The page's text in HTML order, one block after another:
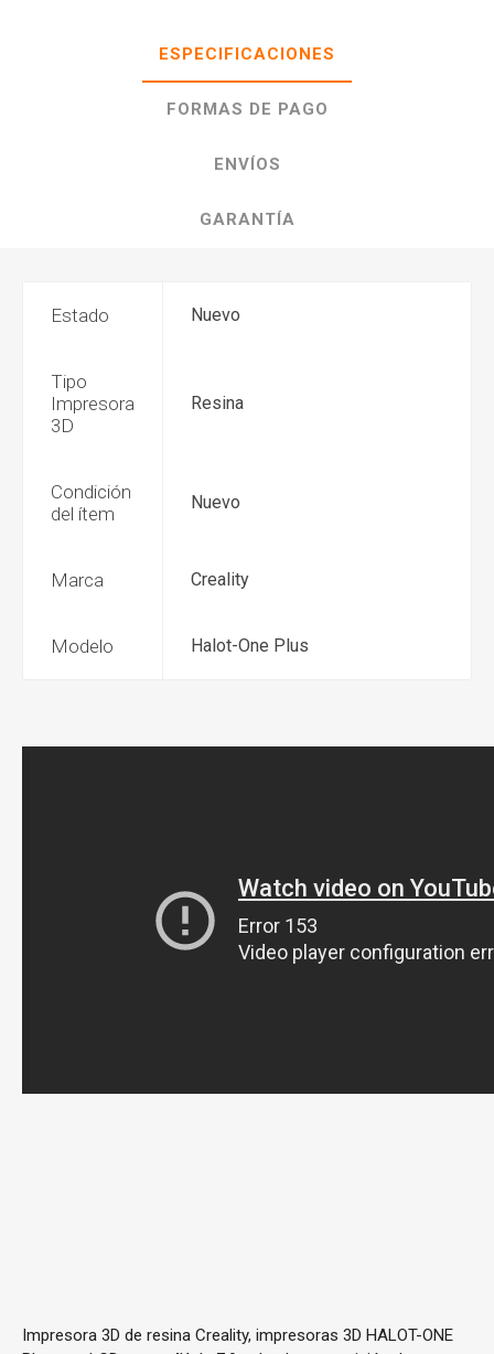
ESPECIFICACIONES
FORMAS DE PAGO
ENVÍOS
GARANTÍA
Estado Nuevo
Tipo
Impresora
3D
Resina
Condición
del ítem
Nuevo
Marca Creality
Modelo Halot-One Plus
Impresora 3D de resina Creality, impresoras 3D HALOT-ONE